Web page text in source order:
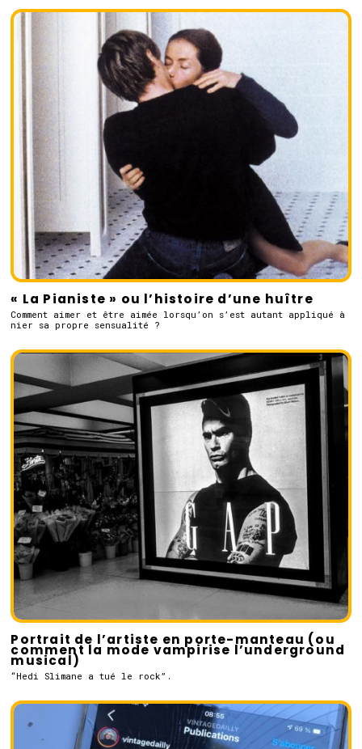
« La Pianiste » ou l’histoire d’une huître
Comment aimer et être aimée lorsqu’on s’est autant appliqué à
nier sa propre sensualité ?
Portrait de l’artiste en porte-manteau (ou
comment la mode vampirise l’underground
musical)
“Hedi Slimane a tué le rock”.